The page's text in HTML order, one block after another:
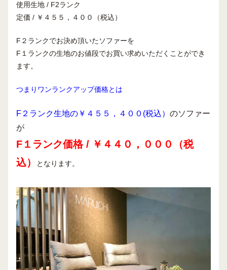
使用生地 / F2ランク
定価 / ￥４５５，４００（税込）
F２ランクでお決め頂いたソファーを
F１ランクの生地のお値段でお買い求めいただくことができ
ます。
つまりワンランクアップ価格とは
F２ランク生地の￥４５５，４００(税込） のソファー
が
F１ランク価格 / ￥４４０，０００（税
込）
となります。